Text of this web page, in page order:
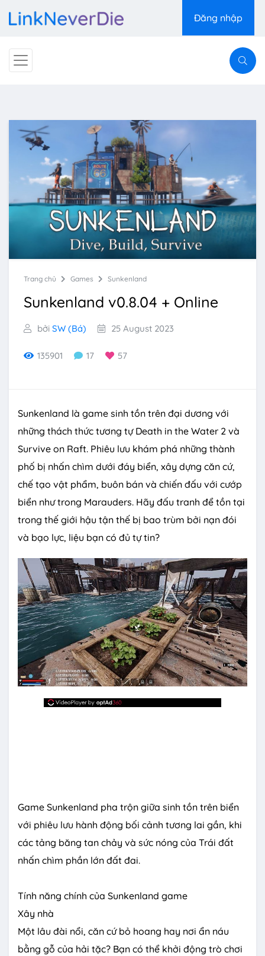
Đăng nhập
Trang chủ Games Sunkenland
Sunkenland v0.8.04 + Online
bởi SW (Bá) 25 August 2023
135901 17 57
Sunkenland là game sinh tồn trên đại dương với
những thách thức tương tự Death in the Water 2 và
Survive on Raft. Phiêu lưu khám phá những thành
phố bị nhấn chìm dưới đáy biển, xây dựng căn cứ,
chế tạo vật phẩm, buôn bán và chiến đấu với cướp
biển như trong Marauders. Hãy đấu tranh để tồn tại
trong thế giới hậu tận thế bị bao trùm bởi nạn đói
và bạo lực, liệu bạn có đủ tự tin?
Game Sunkenland pha trộn giữa sinh tồn trên biển
với phiêu lưu hành động bối cảnh tương lai gần, khi
các tảng băng tan chảy và sức nóng của Trái đất
nhấn chìm phần lớn đất đai.
Tính năng chính của Sunkenland game
Xây nhà
Một lâu đài nổi, căn cứ bỏ hoang hay nơi ẩn náu
bằng gỗ của hải tặc? Bạn có thể khởi động trò chơi